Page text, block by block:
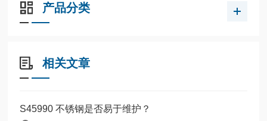
产品分类
相关文章
S45990 不锈钢是否易于维护？